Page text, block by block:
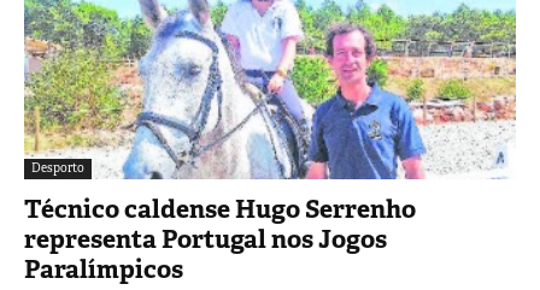
Desporto
Técnico caldense Hugo Serrenho
representa Portugal nos Jogos
Paralímpicos